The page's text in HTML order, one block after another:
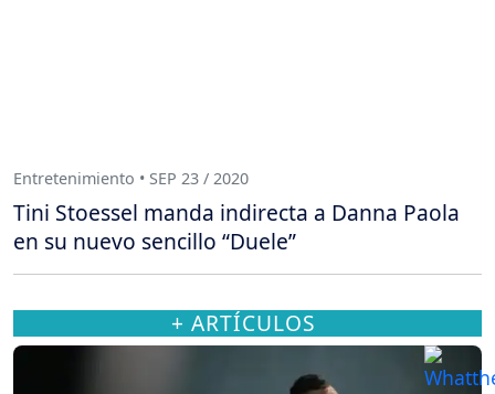
Entretenimiento • SEP 23 / 2020
Tini Stoessel manda indirecta a Danna Paola
en su nuevo sencillo “Duele”
+ ARTÍCULOS